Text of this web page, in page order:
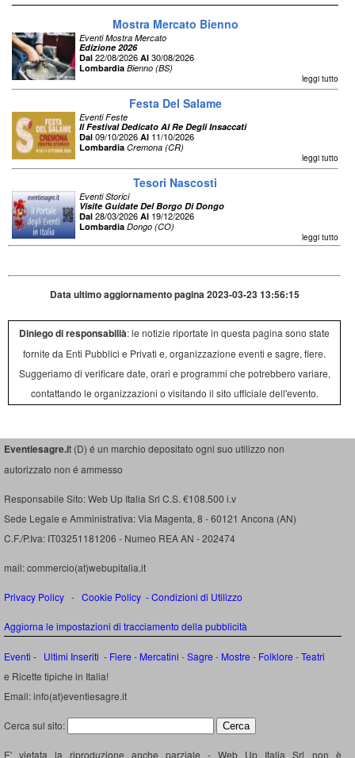
Mostra Mercato Bienno
Eventi Mostra Mercato
Edizione 2026
Dal 22/08/2026 Al 30/08/2026
Lombardia Bienno (BS)
leggi tutto
Festa Del Salame
Eventi Feste
Il Festival Dedicato Al Re Degli Insaccati
Dal 09/10/2026 Al 11/10/2026
Lombardia Cremona (CR)
leggi tutto
Tesori Nascosti
Eventi Storici
Visite Guidate Del Borgo Di Dongo
Dal 28/03/2026 Al 19/12/2026
Lombardia Dongo (CO)
leggi tutto
Data ultimo aggiornamento pagina 2023-03-23 13:56:15
Diniego di responsabilià: le notizie riportate in questa pagina sono state
fornite da Enti Pubblici e Privati e, organizzazione eventi e sagre, fiere.
Suggeriamo di verificare date, orari e programmi che potrebbero variare,
contattando le organizzazioni o visitando il sito ufficiale dell'evento.
Eventiesagre.it (D) é un marchio depositato ogni suo utilizzo non
autorizzato non é ammesso
Responsabile Sito: Web Up Italia Srl C.S. €108.500 i.v
Sede Legale e Amministrativa: Via Magenta, 8 - 60121 Ancona (AN)
C.F./P.Iva: IT03251181206 - Numeo REA AN - 202474
mail: commercio(at)webupitalia.it
Privacy Policy - Cookie Policy -Condizioni di Utilizzo
Aggiorna le impostazioni di tracciamento della pubblicità
Eventi - Ultimi Inseriti - Fiere - Mercatini -Sagre - Mostre - Folklore -Teatri
e Ricette tipiche in Italia!
Email: info(at)eventiesagre.it
Cerca sul sito:
E' vietata la riproduzione anche parziale - Web Up Italia Srl non è